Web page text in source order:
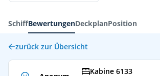
SchiffBewertungenDeckplanPosition
zurück zur Übersicht
Kabine 6133